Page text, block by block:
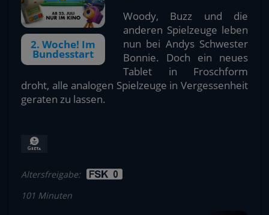
2. Woche! Im
Bundesstart
Woody, Buzz und die
anderen Spielzeuge leben
nun bei Andys Schwester
Bonnie. Doch ein neues
Tablet in Froschform
droht, alle analogen Spielzeuge in Vergessenheit
geraten zu lassen.
Altersfreigabe:
101 Minuten